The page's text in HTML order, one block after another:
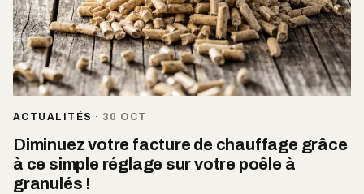
ACTUALITÉS · 30 OCT
Diminuez votre facture de chauffage grâce
à ce simple réglage sur votre poêle à
granulés !